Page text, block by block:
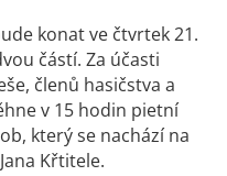
konat ve čtvrtek 21.
částí. Za účasti
členů hasičstva a
v 15 hodin pietní
který se nachází na
Křtitele.